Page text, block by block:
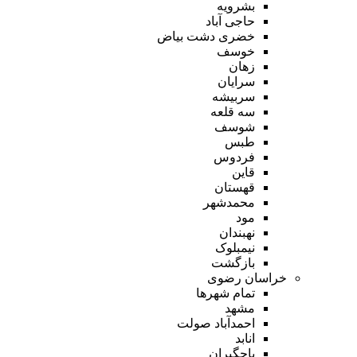
بشرویه
حاجی آباد
خضری دشت بیاض
خوسف
زهان
سرایان
سربیشه
سه قلعه
شوسف
طبس
فردوس
قاین
قهستان
محمدشهر
مود
نهبندان
نیمبلوک
بازگشت
خراسان رضوی
تمام شهر‌ها
مشهد
احمدآباد صولت
انابد
باجگیران